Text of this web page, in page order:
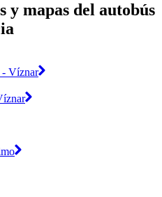
mapas del autobús
- Víznar